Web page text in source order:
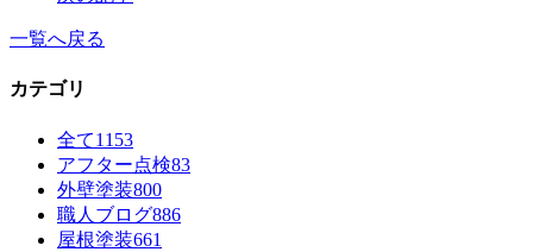
一覧へ戻る
カテゴリ
全て1153
アフター点検83
外壁塗装800
職人ブログ886
屋根塗装661